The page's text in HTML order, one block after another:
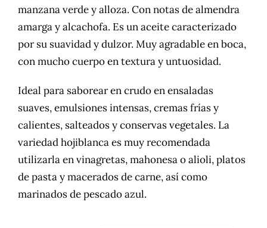
manzana verde y alloza. Con notas de almendra
amarga y alcachofa. Es un aceite caracterizado
por su suavidad y dulzor. Muy agradable en boca,
con mucho cuerpo en textura y untuosidad.
Ideal para saborear en crudo en ensaladas
suaves, emulsiones intensas, cremas frías y
calientes, salteados y conservas vegetales. La
variedad hojiblanca es muy recomendada
utilizarla en vinagretas, mahonesa o alioli, platos
de pasta y macerados de carne, así como
marinados de pescado azul.